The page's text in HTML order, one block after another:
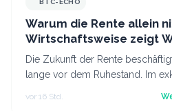
BTC-ECHO
Warum die Rente allein
Wirtschaftsweise zeigt
auf
Die Zukunft der Rente
lange vor dem Ruhestand. Im
vor 16 Std.